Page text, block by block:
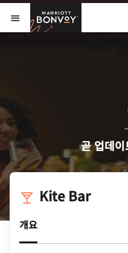
Skip to Content
메뉴 열기
Marriott
곧 업데
Kite Bar
개요